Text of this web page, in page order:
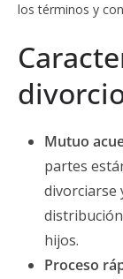
los términos y
Mutuo
partes
divorciarse
hijos.
Proceso